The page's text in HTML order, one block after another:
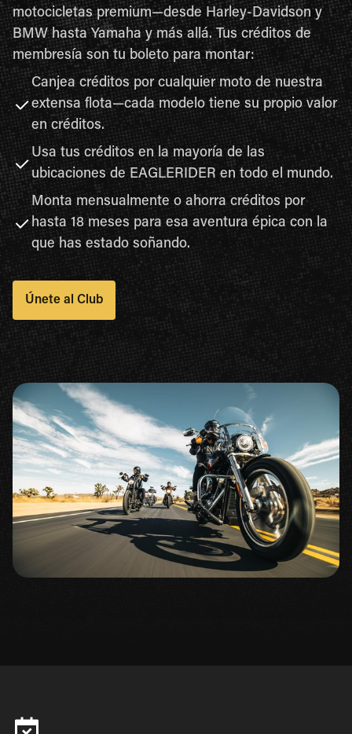
motocicletas premium—desde Harley-Davidson y
BMW hasta Yamaha y más allá. Tus créditos de
membresía son tu boleto para montar:
Canjea créditos por cualquier moto de nuestra
extensa flota—cada modelo tiene su propio valor
en créditos.
Usa tus créditos en la mayoría de las
ubicaciones de EAGLERIDER en todo el mundo.
Monta mensualmente o ahorra créditos por
hasta 18 meses para esa aventura épica con la
que has estado soñando.
Únete al Club